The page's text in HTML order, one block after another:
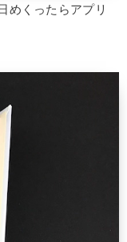
めくったらアプリ